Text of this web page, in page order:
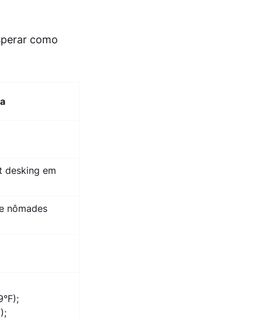
como
desking em
nômades